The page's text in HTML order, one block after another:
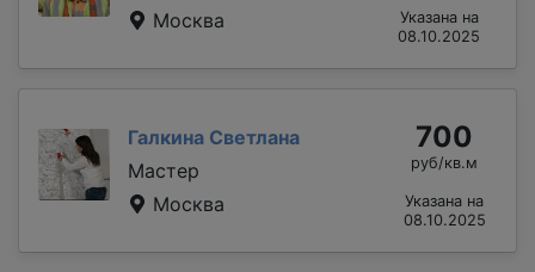
Москва
Указана на
08.10.2025
Галкина Светлана
Мастер
Москва
700
руб/кв.м
Указана на
08.10.2025